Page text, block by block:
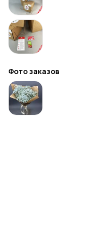
Фото заказов